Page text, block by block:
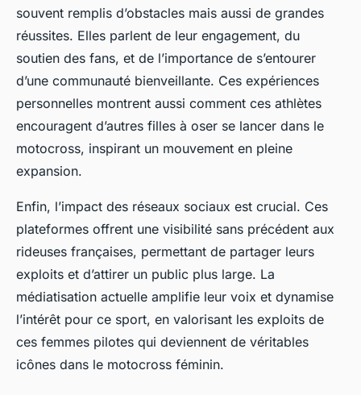
souvent remplis d’obstacles mais aussi de grandes
réussites. Elles parlent de leur engagement, du
soutien des fans, et de l’importance de s’entourer
d’une communauté bienveillante. Ces expériences
personnelles montrent aussi comment ces athlètes
encouragent d’autres filles à oser se lancer dans le
motocross, inspirant un mouvement en pleine
expansion.
Enfin, l’impact des réseaux sociaux est crucial. Ces
plateformes offrent une visibilité sans précédent aux
rideuses françaises, permettant de partager leurs
exploits et d’attirer un public plus large. La
médiatisation actuelle amplifie leur voix et dynamise
l’intérêt pour ce sport, en valorisant les exploits de
ces femmes pilotes qui deviennent de véritables
icônes dans le motocross féminin.